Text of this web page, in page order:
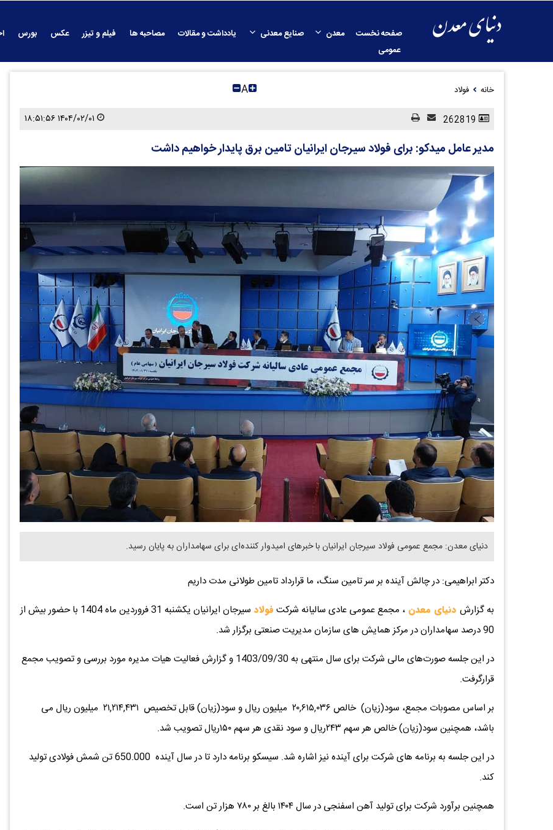
صفحه نخست معدن صنایع معدنی یادداشت و مقالات مصاحبه ها فیلم و تیزر عکس بورس
عمومی
خانه فولاد A
۱۴۰۴/۰۲/۰۱ ۱۸:۵۱:۵۶
مدیر عامل میدکو: برای فولاد سیرجان ایرانیان تامین برق پایدار خواهیم داشت
دنیای معدن: مجمع عمومی فولاد سیرجان ایرانیان با خبرهای امیدوار کننده‌ای برای سهامداران به پایان رسید.
دکتر ابراهیمی: در چالش آینده بر سر تامین سنگ، ما قرارداد تامین طولانی مدت داریم
به گزارش دنیای معدن ، مجمع عمومی عادی سالیانه شرکت فولاد
سیرجان ایرانیان یکشنبه 31 فروردین ماه 1404 با حضور بیش از
90 درصد سهامداران در مرکز همایش های سازمان مدیریت صنعتی برگزار شد.
در این جلسه صورت‌های مالی شرکت برای سال منتهی به 1403/09/30 و گزارش فعالیت هیات مدیره مورد بررسی و تصویب مجمع
قرارگرفت.
بر اساس مصوبات مجمع، سود‌(زیان) خالص ۲۰,۶۱۵,۰۳۶ میلیون ریال و سود‌(زیان) قابل تخصیص ۲۱,۲۱۴,۴۳۱ میلیون ریال می
باشد، همچنین سود(زیان) خالص هر سهم ۲۴۳ریال و سود نقدی هر سهم ۱۵۰ریال تصویب شد.
در این جلسه به برنامه های شرکت برای آینده نیز اشاره شد. سیسکو برنامه دارد تا در سال آینده 650.000 تن شمش فولادی تولید
کند.
همچنین برآورد شرکت برای تولید آهن اسفنجی در سال ۱۴۰۴ بالغ بر ۷۸۰ هزار تن است.